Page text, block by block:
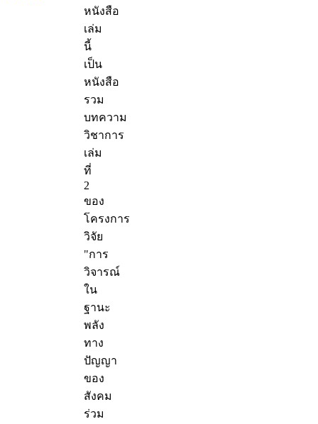
หนังสือ
เล่ม
นี้
เป็น
หนังสือ
รวม
บทความ
วิชาการ
เล่ม
ที่
2
ของ
โครงการ
วิจัย
"การ
วิจารณ์
ใน
ฐานะ
พลัง
ทาง
ปัญญา
ของ
สังคม
ร่วม